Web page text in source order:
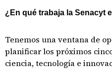
¿En qué trabaja la Senacyt
Tenemos una ventana de
planificar los próximos
ciencia, tecnología e